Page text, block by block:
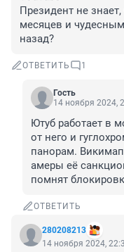
Президент не
месяцев и
назад?
ОТВЕТИТЬ 1
Гость
14 ноября 2024,
Ютуб работает в
от него и
панорам.
амеры её
помнят
ОТВЕТИТЬ
280208213
14 ноября 2024,